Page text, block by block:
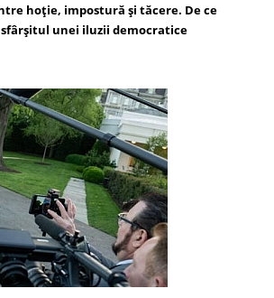
hoție, impostură și tăcere. De ce
unei iluzii democratice